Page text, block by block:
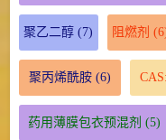
聚乙二醇 (7) 阻燃剂
聚丙烯酰胺(6)
药用薄膜包衣预混剂 (5)